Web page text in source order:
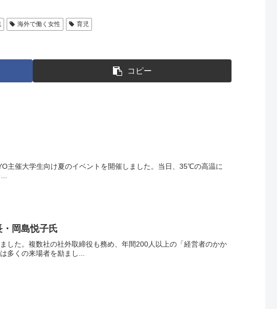
海外で働く女性 育児
コピー
主催大学生向け夏のイベントを開催しました。当日、35℃の高温に
岡島悦子氏
た。複数社の社外取締役も務め、年間200人以上の「経営者のかか
多くの来場者を励まし...